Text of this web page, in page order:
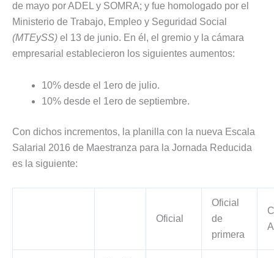
de mayo por ADEL y SOMRA; y fue homologado por el
Ministerio de Trabajo, Empleo y Seguridad Social
(MTEySS) el 13 de junio. En él, el gremio y la cámara
empresarial establecieron los siguientes aumentos:
10% desde el 1ero de julio.
10% desde el 1ero de septiembre.
Con dichos incrementos, la planilla con la nueva Escala
Salarial 2016 de Maestranza para la Jornada Reducida
es la siguiente:
Oficial
Oficial
de
primera
A